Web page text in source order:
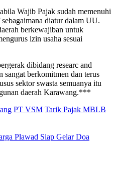
Wajib Pajak sudah memenuhi
diatur dalam UU.
berkewajiban untuk
izin usaha sesuai
dibidang researc and
sangat berkomitmen dan terus
sektor swasta semuanya itu
daerah Karawang.***
PT VSM Tarik Pajak MBLB
Plawad Siap Gelar Doa